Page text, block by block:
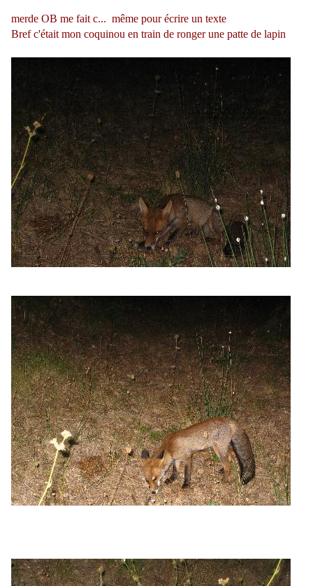
merde OB me fait c... même pour écrire un texte
Bref c'était mon coquinou en train de ronger une patte de lapin